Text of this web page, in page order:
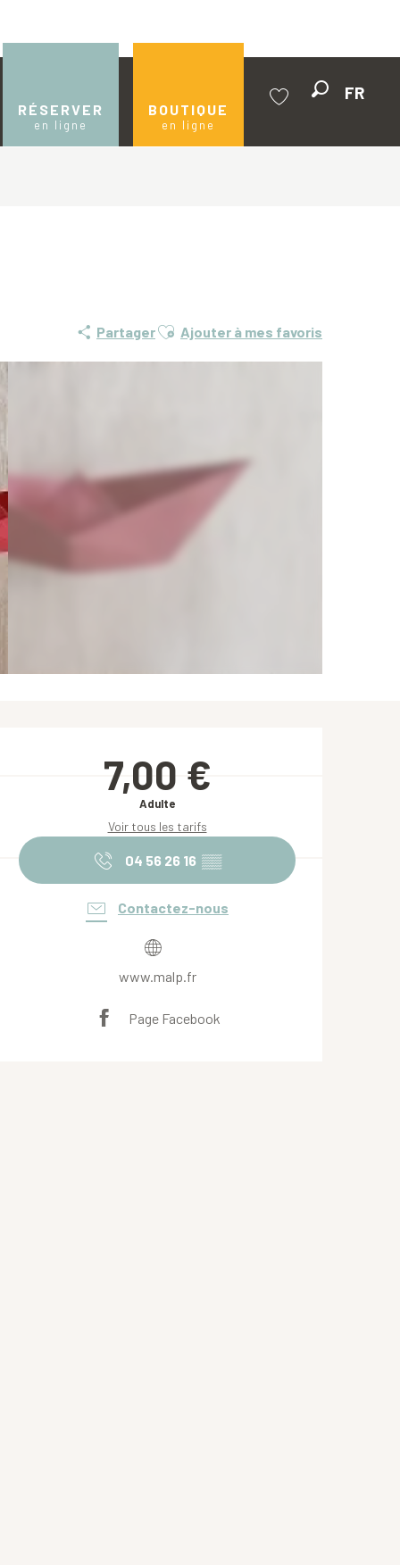
RÉSERVER
en ligne
BOUTIQUE
en ligne
FR
PartagerAjouter aux favoris
Ajouter à mes favoris
Ouverture et coordonnées
7,00 €
Adulte
Voir tous les tarifs
04 56 26 16 ▒▒
Contactez-nous
www.malp.fr
Page Facebook